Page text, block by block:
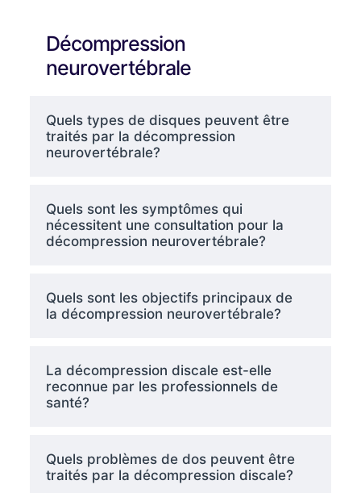
Décompression
neurovertébrale
Quels types de disques peuvent être
traités par la décompression
neurovertébrale?
Quels sont les symptômes qui
nécessitent une consultation pour la
décompression neurovertébrale?
Quels sont les objectifs principaux de
la décompression neurovertébrale?
La décompression discale est-elle
reconnue par les professionnels de
santé?
Quels problèmes de dos peuvent être
traités par la décompression discale?